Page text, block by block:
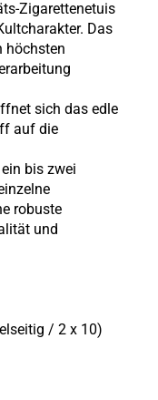
Zigarettenetuis
Das
höchsten
sich das edle
auf die
bis zwei
robuste
und
/ 2 x 10)